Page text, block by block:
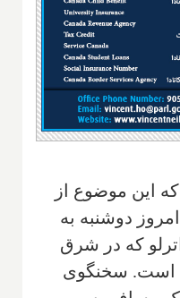
این موضوع از
امروز دوشنبه به
که در شرق
است. سخنگوی